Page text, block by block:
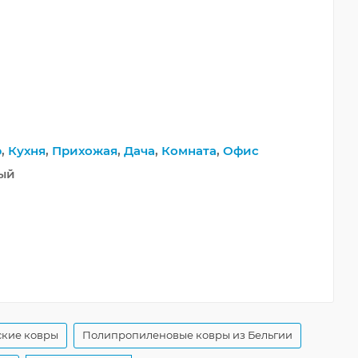
, Кухня, Прихожая, Дача, Комната, Офис
ковры Полипропиленовые ковры из Бельгии